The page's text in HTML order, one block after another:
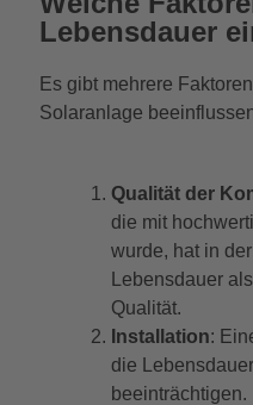
Lebensdauer
Es gibt mehrere
Solaranlage
Qualität der
die mit
wurde, hat in
Lebensdauer
Qualität.
Installation:
die
beeinträchtigen.